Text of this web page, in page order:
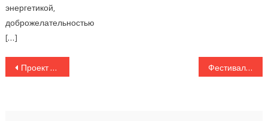
энергетикой,
доброжелательностью
[…]
Навигация по записям
Проект «Режиссерская среда» Фестиваль Евразийского Альянса в Шахдаге задал новые тренды